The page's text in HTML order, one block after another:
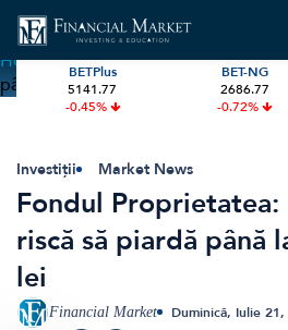
Home»Fondul Proprietatea:
până la 1 miliard de lei
PIATA DE CAPITAL
Investiții
International
BVB Recap
Bursa
Acțiunea Zilei
BETPlus
5141.77
-0.45%
BET-NG
2686.77
-0.72%
Investiții Market News
Fondul
riscă să piardă până
lei
Financial Market Duminică, Iulie